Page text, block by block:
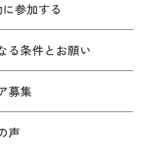
参加する
る条件とお願い
募集
声